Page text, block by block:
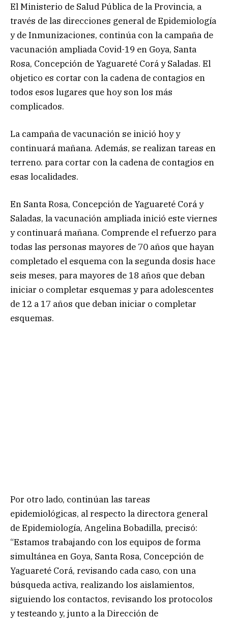
El Ministerio de Salud Pública de la Provincia, a
través de las direcciones general de Epidemiología
y de Inmunizaciones, continúa con la campaña de
vacunación ampliada Covid-19 en Goya, Santa
Rosa, Concepción de Yaguareté Corá y Saladas. El
objetico es cortar con la cadena de contagios en
todos esos lugares que hoy son los más
complicados.
La campaña de vacunación se inició hoy y
continuará mañana. Además, se realizan tareas en
terreno. para cortar con la cadena de contagios en
esas localidades.
En Santa Rosa, Concepción de Yaguareté Corá y
Saladas, la vacunación ampliada inició este viernes
y continuará mañana. Comprende el refuerzo para
todas las personas mayores de 70 años que hayan
completado el esquema con la segunda dosis hace
seis meses, para mayores de 18 años que deban
iniciar o completar esquemas y para adolescentes
de 12 a 17 años que deban iniciar o completar
esquemas.
Por otro lado, continúan las tareas
epidemiológicas, al respecto la directora general
de Epidemiología, Angelina Bobadilla, precisó:
“Estamos trabajando con los equipos de forma
simultánea en Goya, Santa Rosa, Concepción de
Yaguareté Corá, revisando cada caso, con una
búsqueda activa, realizando los aislamientos,
siguiendo los contactos, revisando los protocolos
y testeando y, junto a la Dirección de